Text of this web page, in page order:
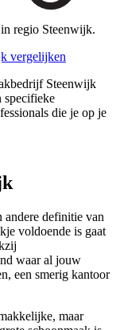
regio Steenwijk.
vergelijken
Steenwijk
specifieke
die je op je
andere definitie van
voldoende is gaat
waar al jouw
een smerig kantoor
maar